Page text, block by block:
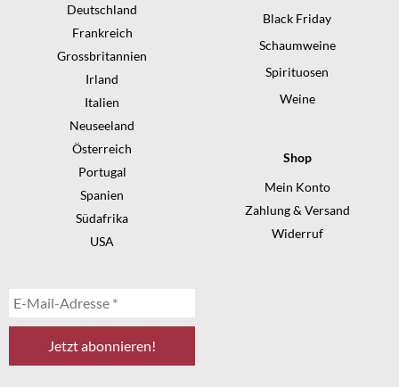
Deutschland
Frankreich
Grossbritannien
Irland
Italien
Neuseeland
Österreich
Portugal
Spanien
Südafrika
USA
Black Friday
Schaumweine
Spirituosen
Weine
Shop
Mein Konto
Zahlung & Versand
Widerruf